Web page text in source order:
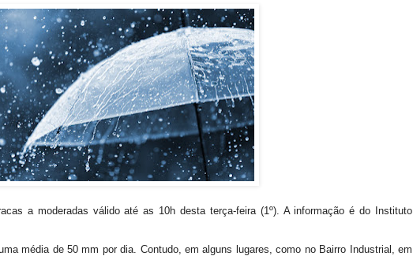
a moderadas válido até as 10h desta terça-feira (1º). A informação é do Instituto
média de 50 mm por dia. Contudo, em alguns lugares, como no Bairro Industrial, em